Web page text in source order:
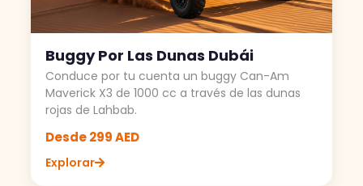
Buggy Por Las Dunas Dubái
Conduce por tu cuenta un buggy Can-Am
Maverick X3 de 1000 cc a través de las dunas
rojas de Lahbab.
Desde 299 AED
Explorar